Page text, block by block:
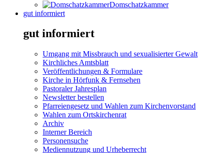
Domschatzkammer
gut informiert
gut informiert
Umgang mit Missbrauch und sexualisierter Gewalt
Kirchliches Amtsblatt
Veröffentlichungen & Formulare
Kirche in Hörfunk & Fernsehen
Pastoraler Jahresplan
Newsletter bestellen
Pfarreiengesetz und Wahlen zum Kirchenvorstand
Wahlen zum Ortskirchenrat
Archiv
Interner Bereich
Personensuche
Mediennutzung und Urheberrecht